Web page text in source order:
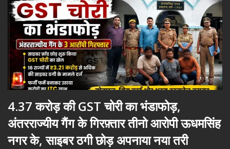
4.37 करोड़ की GST चोरी का भंडाफोड़,
अंतरराज्यीय गैंग के गिरफ़्तार तीनो आरोपी ऊधमसिंह
नगर के, साइबर ठगी छोड़ अपनाया नया तरी